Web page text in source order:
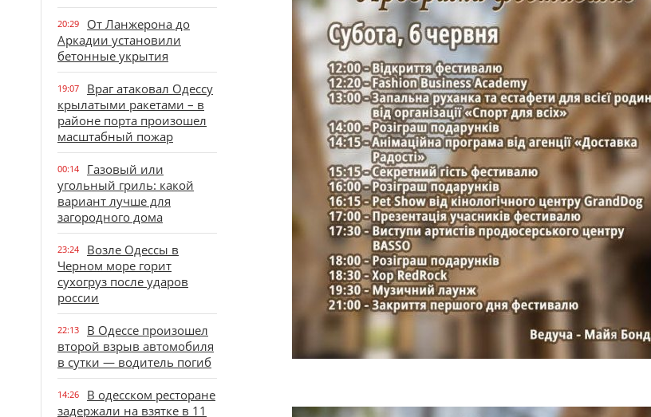
20:29
От Ланжерона до
Аркадии установили
бетонные укрытия
19:07
Враг атаковал Одессу
крылатыми ракетами – в
районе порта произошел
масштабный пожар
00:14
Газовый или
угольный гриль: какой
вариант лучше для
загородного дома
23:24
Возле Одессы в
Черном море горит
сухогруз после ударов
россии
22:13
В Одессе произошел
второй взрыв автомобиля
в сутки — водитель погиб
14:26
В одесском ресторане
задержали на взятке в 11